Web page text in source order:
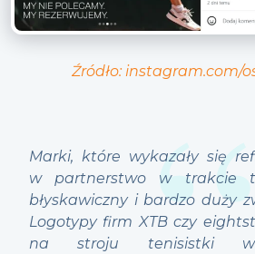
Źródło: instagram.com/
Marki, które wykazały się
w partnerstwo w trakcie
błyskawiczny i bardzo duży
Logotypy firm XTB czy
na stroju tenisistki w